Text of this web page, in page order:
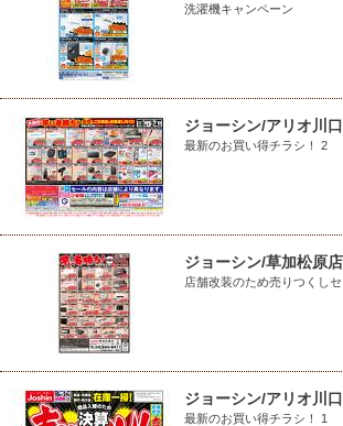
洗濯機キャンペーン
ジョーシン/アリオ川
最新のお買い得チラシ！ 2
ジョーシン/草加松原店
店舗改装のため売りつくし
ジョーシン/アリオ川
最新のお買い得チラシ！ 1